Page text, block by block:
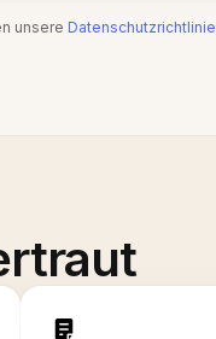
unsere Datenschutzrichtlinie